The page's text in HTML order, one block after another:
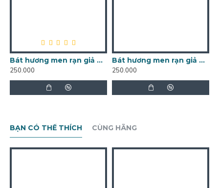
Bát hương men rạn giả cổ Bát Tràng vẽ sen nhiều kích thước BH01
250.000
Bát hương men rạn giả cổ Bát Tràng vẽ rồng trầu mặt nguyệt nhiều kích thước BH02
250.000
BẠN CÓ THỂ THÍCH CÙNG HÃNG